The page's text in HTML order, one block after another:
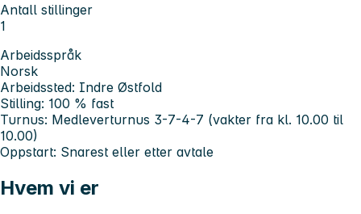
Antall stillinger
1
Arbeidsspråk
Norsk
Arbeidssted: Indre Østfold
Stilling: 100 % fast
Turnus: Medleverturnus 3-7-4-7 (vakter fra kl. 10.00 til
10.00)
Oppstart: Snarest eller etter avtale
Hvem vi er